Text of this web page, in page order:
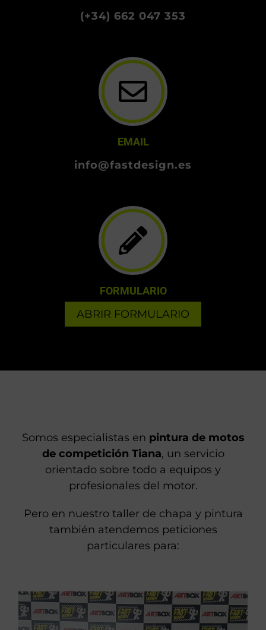
(+34) 662 047 353
EMAIL
info@fastdesign.es
FORMULARIO
ABRIR FORMULARIO
Somos especialistas en pintura de motos
de competición Tiana, un servicio
orientado sobre todo a equipos y
profesionales del motor.
Pero en nuestro taller de chapa y pintura
también atendemos peticiones
particulares para: